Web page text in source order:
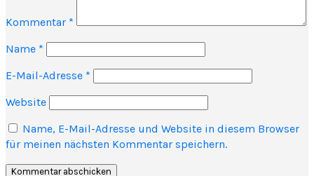
Kommentar *
Name *
E-Mail-Adresse *
Website
Name, E-Mail-Adresse und Website in diesem Browser
für meinen nächsten Kommentar speichern.